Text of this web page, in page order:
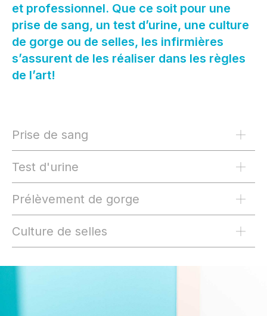
et professionnel. Que ce soit pour une
prise de sang, un test d’urine, une culture
de gorge ou de selles, les infirmières
s’assurent de les réaliser dans les règles
de l’art!
Prise de sang
Test d'urine
Prélèvement de gorge
Culture de selles